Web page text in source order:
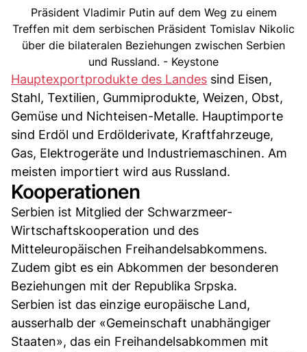
Präsident Vladimir Putin auf dem Weg zu einem
Treffen mit dem serbischen Präsident Tomislav Nikolic
über die bilateralen Beziehungen zwischen Serbien
und Russland. - Keystone
Hauptexportprodukte des Landes sind Eisen,
Stahl, Textilien, Gummiprodukte, Weizen, Obst,
Gemüse und Nichteisen-Metalle. Hauptimporte
sind Erdöl und Erdölderivate, Kraftfahrzeuge,
Gas, Elektrogeräte und Industriemaschinen. Am
meisten importiert wird aus Russland.
Kooperationen
Serbien ist Mitglied der Schwarzmeer-
Wirtschaftskooperation und des
Mitteleuropäischen Freihandelsabkommens.
Zudem gibt es ein Abkommen der besonderen
Beziehungen mit der Republika Srpska.
Serbien ist das einzige europäische Land,
ausserhalb der «Gemeinschaft unabhängiger
Staaten», das ein Freihandelsabkommen mit